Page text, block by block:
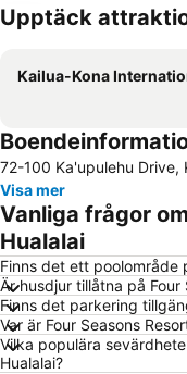
Förstora kartan
Upptäck
Kailua-Kona International
72-100 Ka'upulehu Drive,
Visa mer
Vanliga frågor
Hualalai
Finns det ett poolområde
Är husdjur tillåtna på Four
Finns det parkering
Var är Four Seasons
Vilka populära
Hualalai?